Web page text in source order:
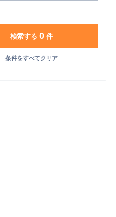
検索する 0件
条件をすべてクリア